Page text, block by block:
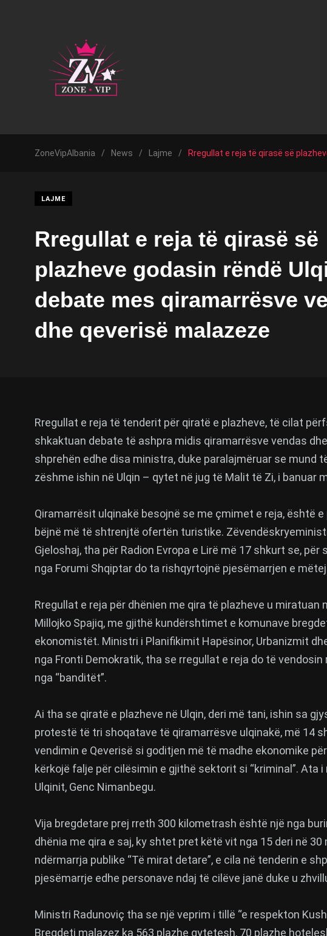
ZoneVipAlbania / News / Lajme / Rregullat e reja të qirasë së
LAJME
Rregullat e reja të qirasë së
plazheve godasin rëndë
debate mes qiramarrësve
dhe qeverisë malazeze
Rregullat e reja të tenderit për qiratë e plazheve, të cilat
shkaktuan debate të ashpra midis qiramarrësve vendas
shprehën edhe disa ministra, duke paralajmëruar se mund
zëshme ishin në Ulqin – qytet në jug të Malit të Zi, i banuar
Qiramarrësit ulqinakë besojnë se me çmimet e reja, është
bëjnë më të shtrenjtë ofertën turistike.
Gjeloshaj, tha për Radion Evropa e Lirë më 17 shkurt se,
nga Forumi Shqiptar do ta rishqyrtojnë pjesëmarrjen e
Rregullat e reja për dhënien me qira të plazheve u miratuan
Millojko Spajiq, me gjithë kundërshtimet e komunave
ekonomistët. Ministri i Planifikimit Hapësinor, Urbanizmit
nga Fronti Demokratik, tha se rregullat e reja do të
nga “banditët”.
Ai tha se qiratë e plazheve në Ulqin, deri më tani, ishin sa
protestë të tri shoqatave të qiramarrësve ulqinakë, më 14
vendimin e Qeverisë si goditjen më të madhe ekonomike
kërkojë falje për cilësimin e gjithë sektorit si “kriminal”. Ata
Ulqinit, Genc Nimanbegu.
Vija bregdetare prej rreth 300 kilometrash është një nga
dhënia me qira e saj, ky shtet pret këtë vit nga 15 deri në
ndërmarrja publike “Të mirat detare”, e cila në tenderin e
pjesëmarrje edhe personave ndaj të cilëve janë duke u
Ministri Radunoviç tha se një veprim i tillë “e respekton
Bregdeti malazez ka 563 plazhe qytetesh, 70 plazhe